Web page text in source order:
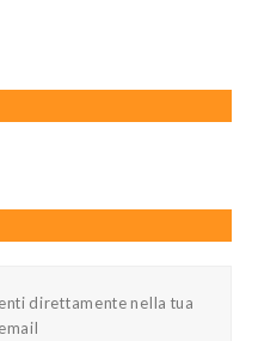
direttamente nella tua